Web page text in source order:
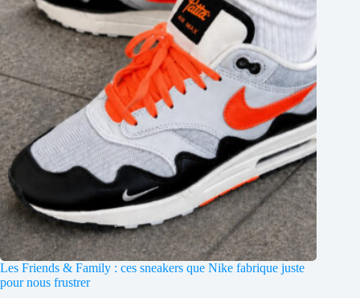
Les Friends & Family : ces sneakers que Nike fabrique juste
pour nous frustrer